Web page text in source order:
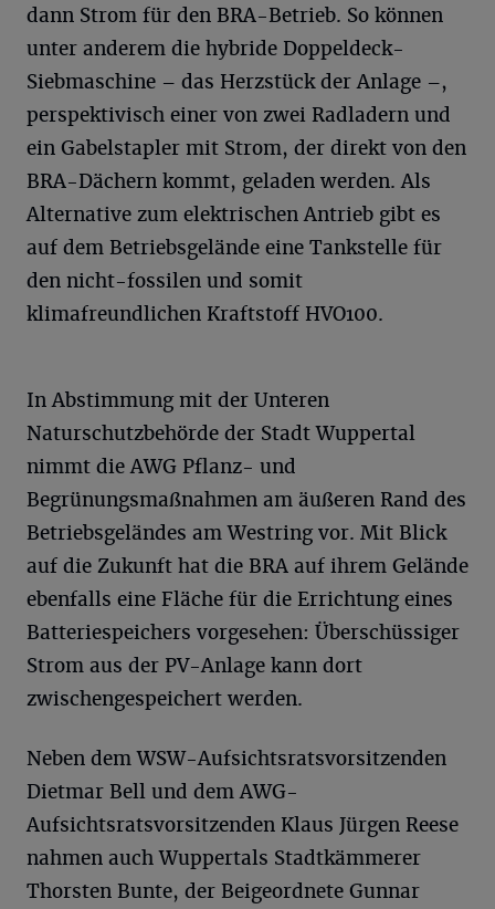
dann Strom für den BRA-Betrieb. So können
unter anderem die hybride Doppeldeck-
Siebmaschine – das Herzstück der Anlage –,
perspektivisch einer von zwei Radladern und
ein Gabelstapler mit Strom, der direkt von den
BRA-Dächern kommt, geladen werden. Als
Alternative zum elektrischen Antrieb gibt es
auf dem Betriebsgelände eine Tankstelle für
den nicht-fossilen und somit
klimafreundlichen Kraftstoff HVO100.
In Abstimmung mit der Unteren
Naturschutzbehörde der Stadt Wuppertal
nimmt die AWG Pflanz- und
Begrünungsmaßnahmen am äußeren Rand des
Betriebsgeländes am Westring vor. Mit Blick
auf die Zukunft hat die BRA auf ihrem Gelände
ebenfalls eine Fläche für die Errichtung eines
Batteriespeichers vorgesehen: Überschüssiger
Strom aus der PV-Anlage kann dort
zwischengespeichert werden.
Neben dem WSW-Aufsichtsratsvorsitzenden
Dietmar Bell und dem AWG-
Aufsichtsratsvorsitzenden Klaus Jürgen Reese
nahmen auch Wuppertals Stadtkämmerer
Thorsten Bunte, der Beigeordnete Gunnar